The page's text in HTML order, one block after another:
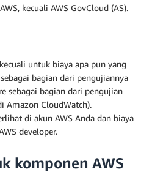
kecuali AWS GovCloud (AS).
untuk biaya apa pun yang
bagian dari pengujiannya
sebagai bagian dari pengujian
Amazon CloudWatch).
di akun AWS Anda dan biaya
developer.
komponen AWS